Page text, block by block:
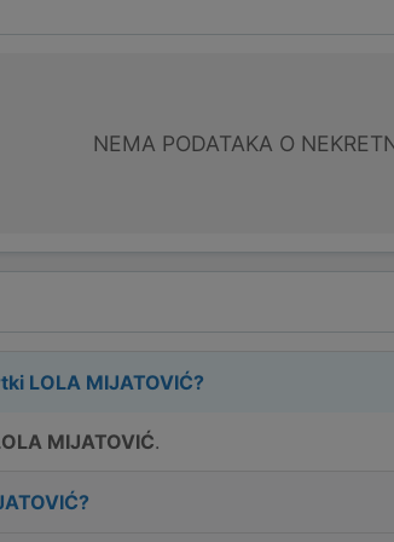
NEMA PODATAKA O
LOLA MIJATOVIĆ?
MIJATOVIĆ.
?